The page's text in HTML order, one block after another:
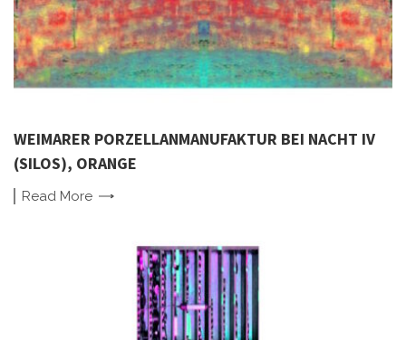
WEIMARER PORZELLANMANUFAKTUR BEI NACHT IV
(SILOS), ORANGE
Read More